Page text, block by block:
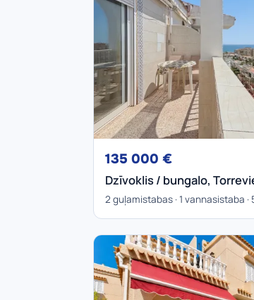
135 000 €
Dzīvoklis / bungalo,
2 guļamistabas · 1 vannasistaba ·